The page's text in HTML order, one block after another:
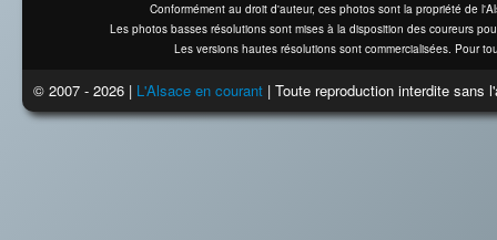
Conformément au droit d'auteur, ces photos sont la propriété de
Les photos basses résolutions sont mises à la disposition des coureurs
Les versions hautes résolutions sont commercialisées. Pour
© 2007 - 2026 | L'Alsace en courant | Toute reproduction interdite sans